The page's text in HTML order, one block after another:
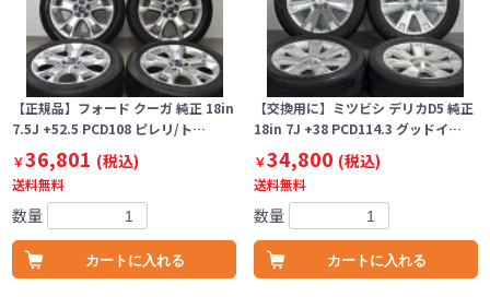
【正規品】フォード クーガ 純正 18in
7.5J +52.5 PCD108 ピレリ/ト…
￥36,801 (税込)
送料無料
数量
カートに入れる
【交換用に】ミツビシ デリカD5 純正
18in 7J +38 PCD114.3 グッドイ…
￥34,800 (税込)
送料無料
数量
カートに入れる